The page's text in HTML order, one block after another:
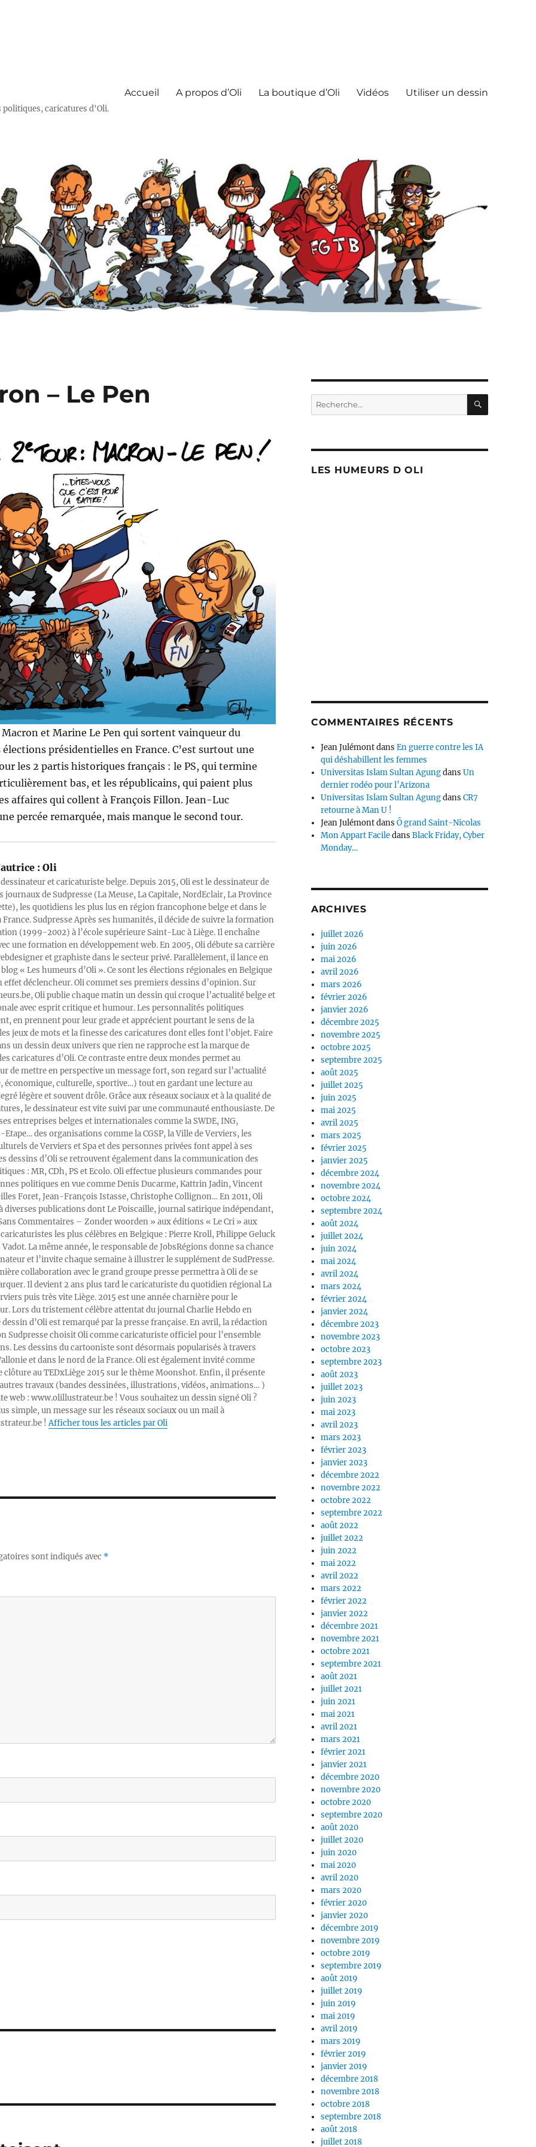
caricatures d'Oli.
Accueil A propos d’Oli La boutique d’Oli Vidéos Utiliser un dessin
– Le Pen
Macron et Marine Le Pen qui sortent vainqueur du
présidentielles en France. C’est surtout une
les 2 partis historiques français : le PS, qui termine
bas, et les républicains, qui paient plus
affaires qui collent à François Fillon. Jean-Luc
percée remarquée, mais manque le second tour.
:Oli
et caricaturiste belge. Depuis 2015, Oli est le dessinateur de
journaux de Sudpresse (La Meuse, La Capitale, NordEclair, La Province
les quotidiens les plus lus en région francophone belge et dans le
France. Sudpresse Après ses humanités, il décide de suivre la formation
(1999-2002) à l’école supérieure Saint-Luc à Liège. Il enchaîne
une formation en développement web. En 2005, Oli débute sa carrière
et graphiste dans le secteur privé. Parallèlement, il lance en
« Les humeurs d’Oli ». Ce sont les élections régionales en Belgique
effet déclencheur. Oli commet ses premiers dessins d’opinion. Sur
Oli publie chaque matin un dessin qui croque l’actualité belge et
avec esprit critique et humour. Les personnalités politiques
en prennent pour leur grade et apprécient pourtant le sens de la
jeux de mots et la finesse des caricatures dont elles font l’objet. Faire
un dessin deux univers que rien ne rapproche est la marque de
caricatures d’Oli. Ce contraste entre deux mondes permet au
de mettre en perspective un message fort, son regard sur l’actualité
économique, culturelle, sportive…) tout en gardant une lecture au
légère et souvent drôle. Grâce aux réseaux sociaux et à la qualité de
le dessinateur est vite suivi par une communauté enthousiaste. De
entreprises belges et internationales comme la SWDE, ING,
des organisations comme la CGSP, la Ville de Verviers, les
de Verviers et Spa et des personnes privées font appel à ses
dessins d’Oli se retrouvent également dans la communication des
: MR, CDh, PS et Ecolo. Oli effectue plusieurs commandes pour
politiques en vue comme Denis Ducarme, Kattrin Jadin, Vincent
Foret, Jean-François Istasse, Christophe Collignon… En 2011, Oli
diverses publications dont Le Poiscaille, journal satirique indépendant,
Commentaires – Zonder woorden » aux éditions « Le Cri » aux
les plus célèbres en Belgique : Pierre Kroll, Philippe Geluck
La même année, le responsable de JobsRégions donne sa chance
et l’invite chaque semaine à illustrer le supplément de SudPresse.
collaboration avec le grand groupe presse permettra à Oli de se
Il devient 2 ans plus tard le caricaturiste du quotidien régional La
puis très vite Liège. 2015 est une année charnière pour le
Lors du tristement célèbre attentat du journal Charlie Hebdo en
d’Oli est remarqué par la presse française. En avril, la rédaction
Sudpresse choisit Oli comme caricaturiste officiel pour l’ensemble
Les dessins du cartooniste sont désormais popularisés à travers
et dans le nord de la France. Oli est également invité comme
clôture au TEDxLiège 2015 sur le thème Moonshot. Enfin, il présente
travaux (bandes dessinées, illustrations, vidéos, animations… )
web : www.olillustrateur.be ! Vous souhaitez un dessin signé Oli ?
simple, un message sur les réseaux sociaux ou un mail à
!Afficher tous les articles par Oli
sont indiqués avec *
Recherche
pour :
LES HUMEURS D OLI
COMMENTAIRES RÉCENTS
Jean JulémontdansEn guerre contre les IA
qui déshabillent les femmes
Universitas Islam Sultan AgungdansUn
dernier rodéo pour l’Arizona
Universitas Islam Sultan AgungdansCR7
retourne à Man U !
Jean JulémontdansÔ grand Saint-Nicolas
Mon Appart FaciledansBlack Friday, Cyber
Monday…
ARCHIVES
juillet 2026
juin 2026
mai 2026
avril 2026
mars 2026
février 2026
janvier 2026
décembre 2025
novembre 2025
octobre 2025
septembre 2025
août 2025
juillet 2025
juin 2025
mai 2025
avril 2025
mars 2025
février 2025
janvier 2025
décembre 2024
novembre 2024
octobre 2024
septembre 2024
août 2024
juillet 2024
juin 2024
mai 2024
avril 2024
mars 2024
février 2024
janvier 2024
décembre 2023
novembre 2023
octobre 2023
septembre 2023
août 2023
juillet 2023
juin 2023
mai 2023
avril 2023
mars 2023
février 2023
janvier 2023
décembre 2022
novembre 2022
octobre 2022
septembre 2022
août 2022
juillet 2022
juin 2022
mai 2022
avril 2022
mars 2022
février 2022
janvier 2022
décembre 2021
novembre 2021
octobre 2021
septembre 2021
août 2021
juillet 2021
juin 2021
mai 2021
avril 2021
mars 2021
février 2021
janvier 2021
décembre 2020
novembre 2020
octobre 2020
septembre 2020
août 2020
juillet 2020
juin 2020
mai 2020
avril 2020
mars 2020
février 2020
janvier 2020
décembre 2019
novembre 2019
octobre 2019
septembre 2019
août 2019
juillet 2019
juin 2019
mai 2019
avril 2019
mars 2019
février 2019
janvier 2019
décembre 2018
novembre 2018
octobre 2018
septembre 2018
août 2018
juillet 2018